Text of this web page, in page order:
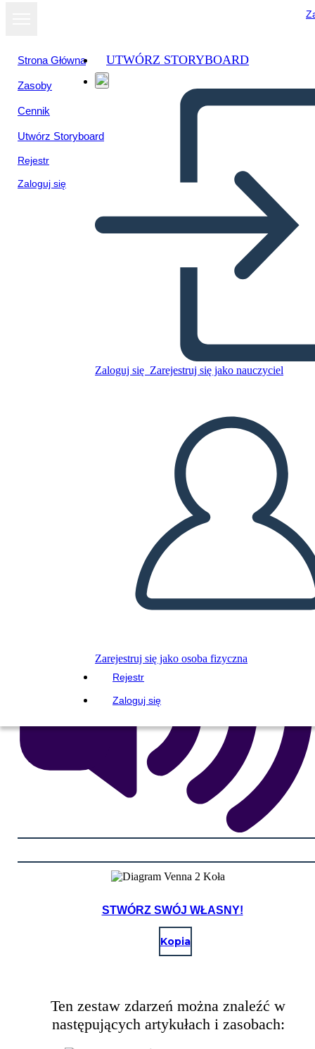
Strona Główna
Zasoby
Cennik
Utwórz Storyboard
Rejestr
Zaloguj się
UTWÓRZ STORYBOARD
Zaloguj się Zarejestruj się jako nauczyciel
Zarejestruj się jako osoba fizyczna
Rejestr
Zaloguj się
Skopiuj tę scenorys
STWÓRZ SCENORYS
ODTWARZANIE POKAZU SLAJDÓW
PRZECZYTAJ MI
STWÓRZ SWÓJ WŁASNY!
Kopia
Ten zestaw zdarzeń można znaleźć w
następujących artykułach i zasobach: